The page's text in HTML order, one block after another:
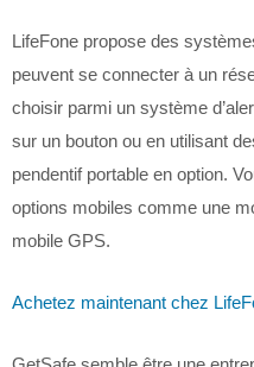
LifeFone propose des
peuvent se connecter à un
choisir parmi un système
sur un bouton ou en utilisant
pendentif portable en option.
options mobiles comme une
mobile GPS.
Achetez maintenant chez